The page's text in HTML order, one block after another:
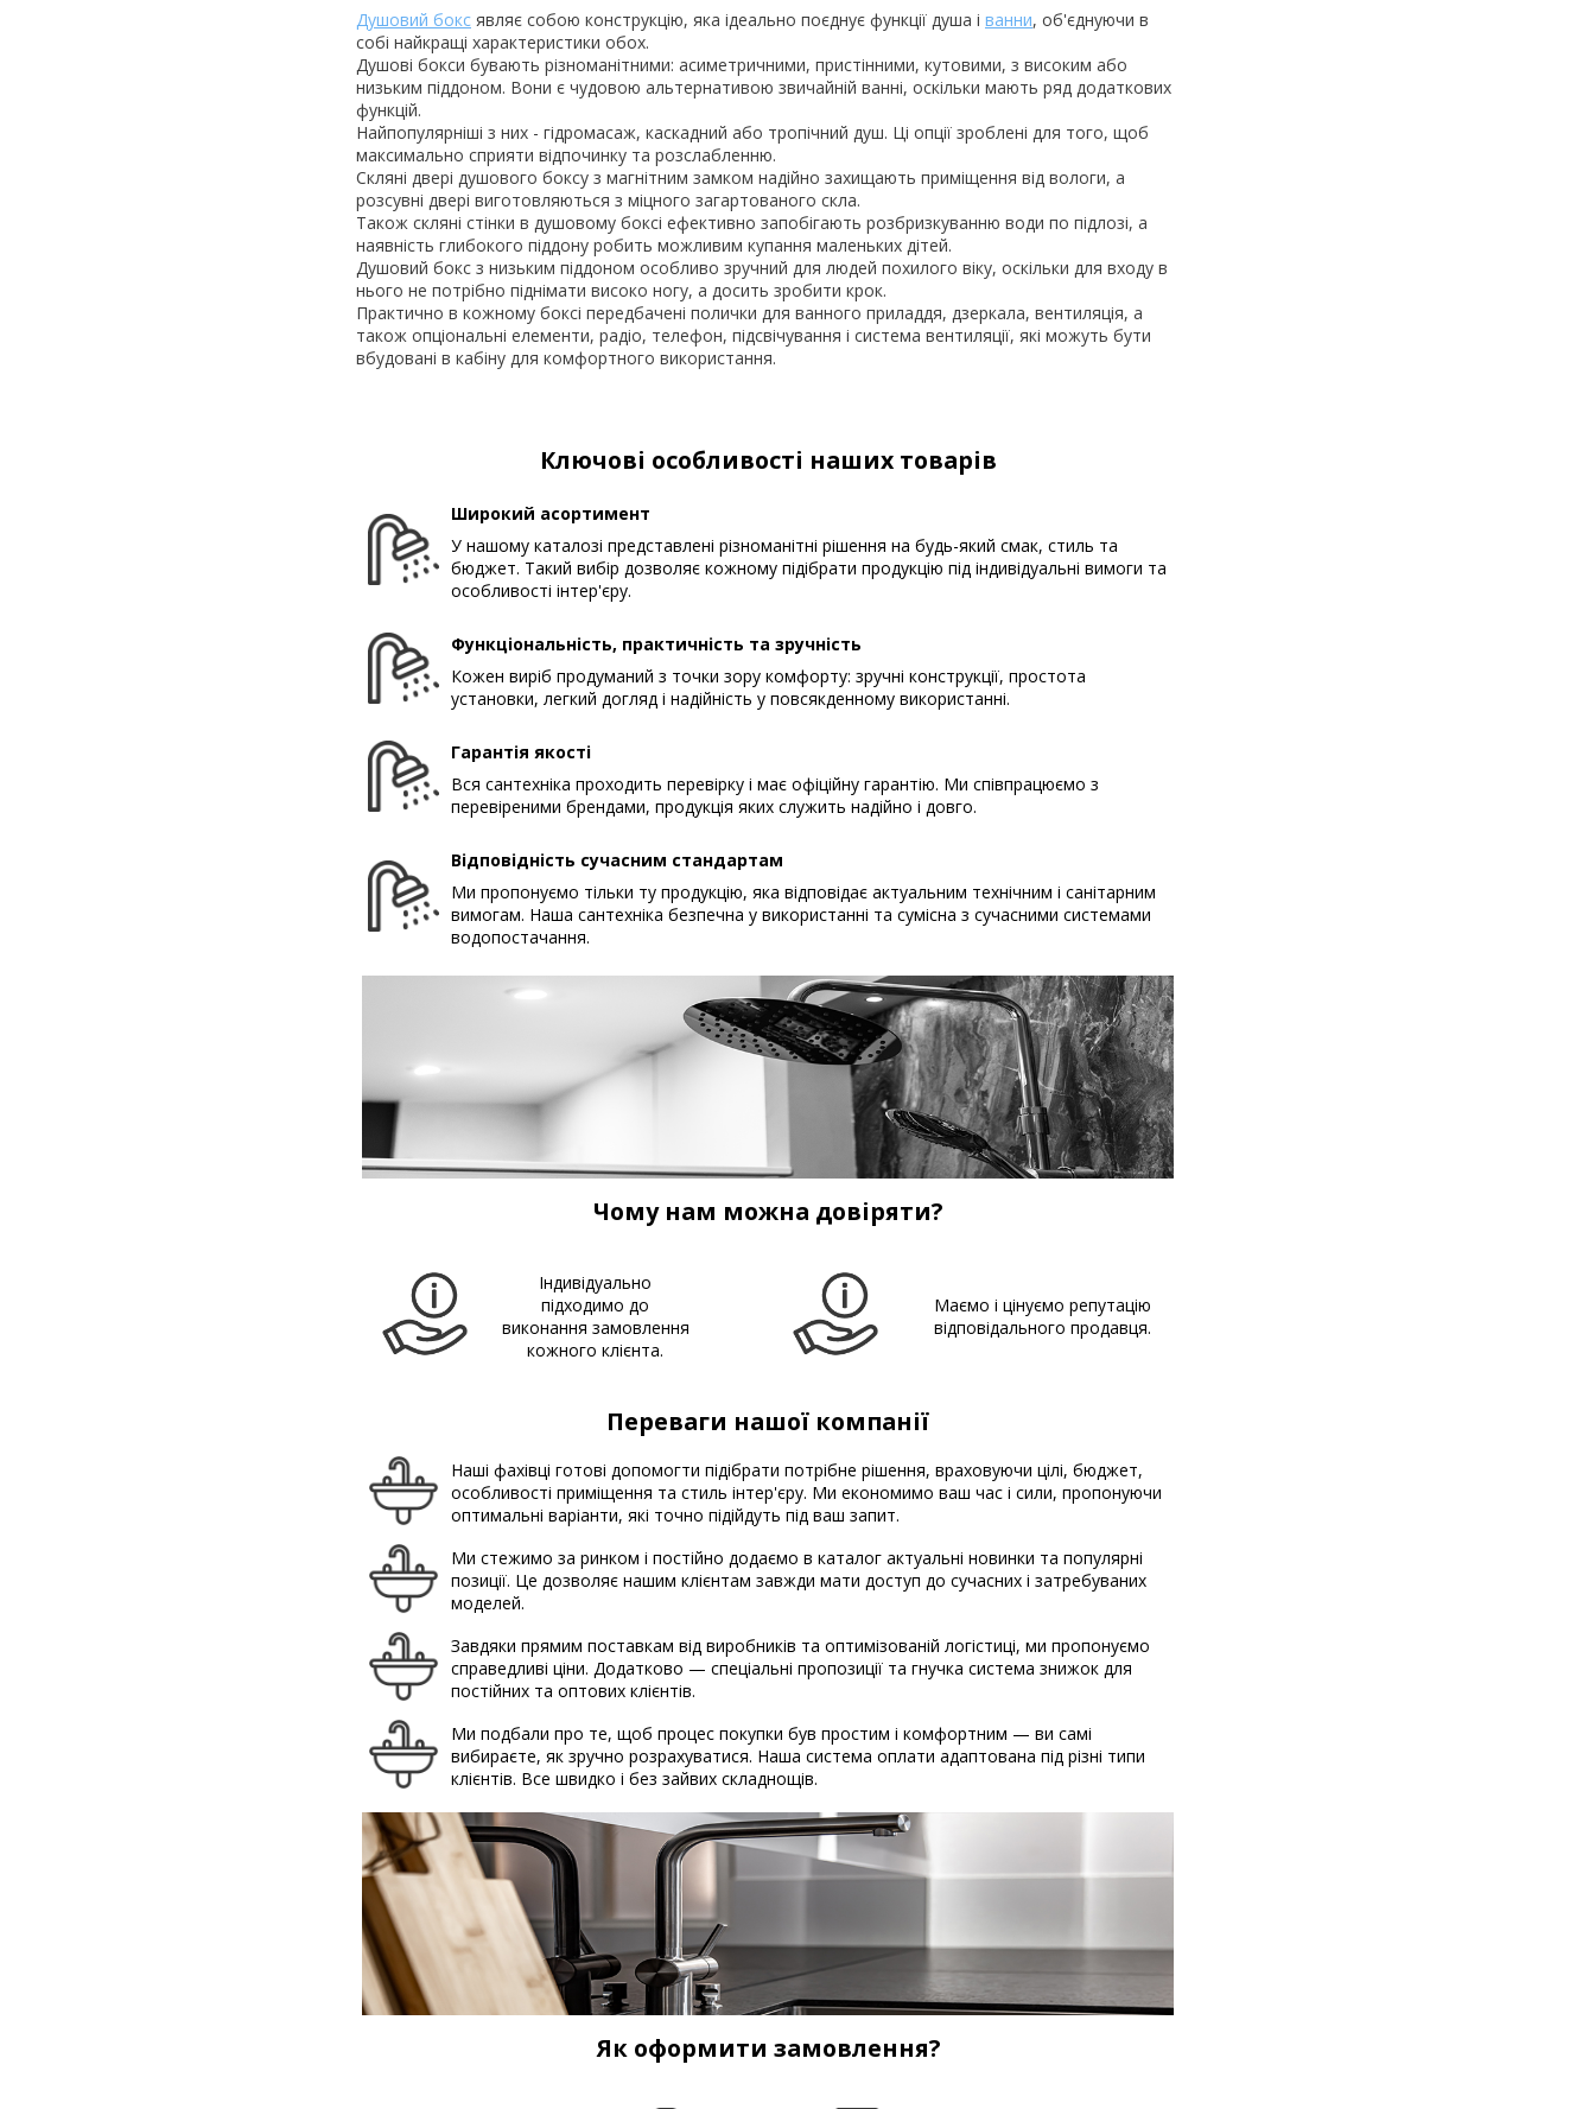
Душовий бокс являє собою конструкцію, яка ідеально поєднує функції душа і ванни, об'єднуючи в
собі найкращі характеристики обох.
Душові бокси бувають різноманітними: асиметричними, пристінними, кутовими, з високим або
низьким піддоном. Вони є чудовою альтернативою звичайній ванні, оскільки мають ряд додаткових
функцій.
Найпопулярніші з них - гідромасаж, каскадний або тропічний душ. Ці опції зроблені для того, щоб
максимально сприяти відпочинку та розслабленню.
Скляні двері душового боксу з магнітним замком надійно захищають приміщення від вологи, а
розсувні двері виготовляються з міцного загартованого скла.
Також скляні стінки в душовому боксі ефективно запобігають розбризкуванню води по підлозі, а
наявність глибокого піддону робить можливим купання маленьких дітей.
Душовий бокс з низьким піддоном особливо зручний для людей похилого віку, оскільки для входу в
нього не потрібно піднімати високо ногу, а досить зробити крок.
Практично в кожному боксі передбачені полички для ванного приладдя, дзеркала, вентиляція, а
також опціональні елементи, радіо, телефон, підсвічування і система вентиляції, які можуть бути
вбудовані в кабіну для комфортного використання.
Ключові особливості наших товарів
Широкий асортимент
У нашому каталозі представлені різноманітні рішення на будь-який смак, стиль та
бюджет. Такий вибір дозволяє кожному підібрати продукцію під індивідуальні вимоги та
особливості інтер'єру.
Функціональність, практичність та зручність
Кожен виріб продуманий з точки зору комфорту: зручні конструкції, простота
установки, легкий догляд і надійність у повсякденному використанні.
Гарантія якості
Вся сантехніка проходить перевірку і має офіційну гарантію. Ми співпрацюємо з
перевіреними брендами, продукція яких служить надійно і довго.
Відповідність сучасним стандартам
Ми пропонуємо тільки ту продукцію, яка відповідає актуальним технічним і санітарним
вимогам. Наша сантехніка безпечна у використанні та сумісна з сучасними системами
водопостачання.
Чому нам можна довіряти?
Індивідуально
підходимо до
виконання замовлення
кожного клієнта.
Маємо і цінуємо репутацію
відповідального продавця.
Переваги нашої компанії
Наші фахівці готові допомогти підібрати потрібне рішення, враховуючи цілі, бюджет,
особливості приміщення та стиль інтер'єру. Ми економимо ваш час і сили, пропонуючи
оптимальні варіанти, які точно підійдуть під ваш запит.
Ми стежимо за ринком і постійно додаємо в каталог актуальні новинки та популярні
позиції. Це дозволяє нашим клієнтам завжди мати доступ до сучасних і затребуваних
моделей.
Завдяки прямим поставкам від виробників та оптимізованій логістиці, ми пропонуємо
справедливі ціни. Додатково — спеціальні пропозиції та гнучка система знижок для
постійних та оптових клієнтів.
Ми подбали про те, щоб процес покупки був простим і комфортним — ви самі
вибираєте, як зручно розрахуватися. Наша система оплати адаптована під різні типи
клієнтів. Все швидко і без зайвих складнощів.
Як оформити замовлення?